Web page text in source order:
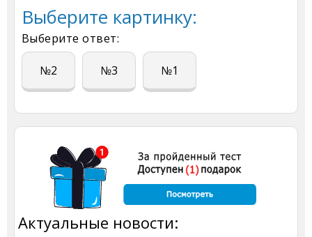
Выберите картинку:
Выберите ответ:
№2 №3 №1
Актуальные новости: